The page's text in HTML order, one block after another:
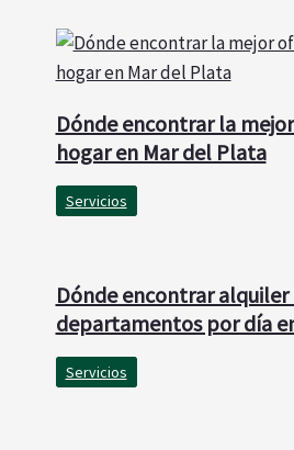
Dónde encontrar la
hogar en Mar del Plata
Servicios
Dónde encontrar alquiler
departamentos por día
Servicios